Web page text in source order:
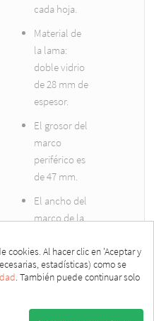
cada hoja.
Material de
la lama:
doble vidrio
de 28 mm de
espesor.
El grosor del
marco
periférico es
de 47 mm.
El ancho del
marco de la
de 40 mm.
cookies. Al hacer clic en 'Aceptar y
estadísticas) como se
. También puede continuar solo